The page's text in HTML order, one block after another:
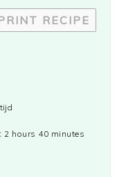
RECIPE
2 hours 40 minutes